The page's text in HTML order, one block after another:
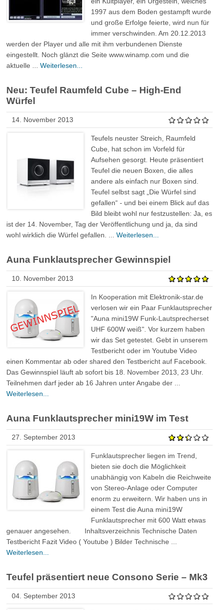
1997 aus dem Boden gestampft wurde
und große Erfolge feierte, wird nun für
immer verschwinden. Am 20.12.2013
werden der Player und alle mit ihm verbundenen Dienste
eingestellt. Noch glänzt die Seite www.winamp.com und die
aktuelle ...Weiterlesen...
Neu: Teufel Raumfeld Cube – High-End
Würfel
14. November 2013
Teufels neuster Streich, Raumfeld
Cube, hat schon im Vorfeld für
Aufsehen gesorgt. Heute präsentiert
Teufel die neuen Boxen, die alles
andere als einfach nur Boxen sind.
Teufel selbst sagt „Die Würfel sind
gefallen“ - und bei einem Blick auf das
Bild bleibt wohl nur festzustellen: Ja, es
ist der 14. November, Tag der Veröffentlichung und ja, da sind
wohl wirklich die Würfel gefallen. ...Weiterlesen...
Auna Funklautsprecher Gewinnspiel
10. November 2013
In Kooperation mit Elektronik-star.de
verlosen wir ein Paar Funklautsprecher
"Auna mini19W Funk-Lautsprecherset
UHF 600W weiß". Vor kurzem haben
wir das Set getestet. Gebt in unserem
Testbericht oder im Youtube Video
einen Kommentar ab oder shared den Testbericht auf Facebook.
Das Gewinnspiel läuft ab sofort bis 18. November 2013, 23 Uhr.
Teilnehmen darf jeder ab 16 Jahren unter Angabe der ...
Weiterlesen...
Auna Funklautsprecher mini19W im Test
27. September 2013
Funklautsprecher liegen im Trend,
bieten sie doch die Möglichkeit
unabhängig von Kabeln die Reichweite
von Stereo-Anlage oder Computer
enorm zu erweitern. Wir haben uns in
einem Test die Auna mini19W
Funklautsprecher mit 600 Watt etwas
genauer angesehen. Inhaltsverzeichnis Technische Daten
Testbericht Fazit Video ( Youtube ) Bilder Technische ...
Weiterlesen...
Teufel präsentiert neue Consono Serie – Mk3
04. September 2013